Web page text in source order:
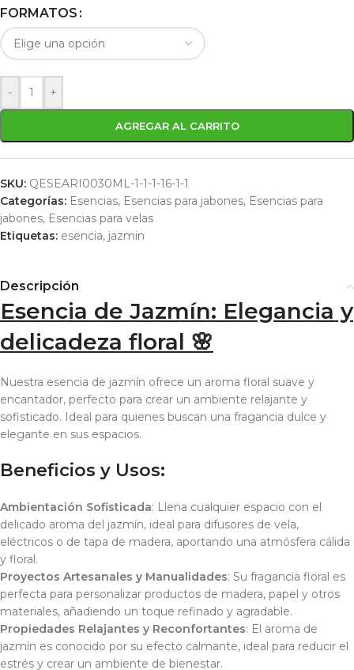
FORMATOS
- +
AGREGAR AL CARRITO
SKU: QESEARI0030ML-1-1-1-16-1-1
Categorías: Esencias, Esencias para jabones, Esencias para
jabones, Esencias para velas
Etiquetas: esencia, jazmin
Descripción
Esencia de Jazmín: Elegancia y
delicadeza floral 🌸
Nuestra esencia de jazmín ofrece un aroma floral suave y
encantador, perfecto para crear un ambiente relajante y
sofisticado. Ideal para quienes buscan una fragancia dulce y
elegante en sus espacios.
Beneficios y Usos:
Ambientación Sofisticada: Llena cualquier espacio con el
delicado aroma del jazmín, ideal para difusores de vela,
eléctricos o de tapa de madera, aportando una atmósfera cálida
y floral.
Proyectos Artesanales y Manualidades: Su fragancia floral es
perfecta para personalizar productos de madera, papel y otros
materiales, añadiendo un toque refinado y agradable.
Propiedades Relajantes y Reconfortantes: El aroma de
jazmín es conocido por su efecto calmante, ideal para reducir el
estrés y crear un ambiente de bienestar.